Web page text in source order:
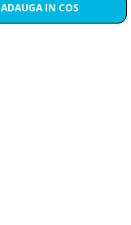
ADAUGA IN COS